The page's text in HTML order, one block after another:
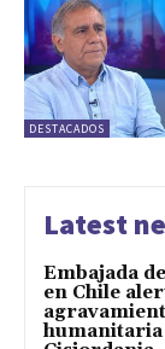
DESTACADOS
Latest
Embajada
en Chile
humanitaria